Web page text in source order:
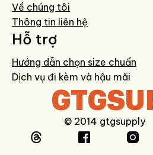
Về chúng tôi
Thông tin liên hệ
Hỗ trợ
Hướng dẫn chọn size chuẩn
Dịch vụ đi kèm và hậu mãi
© 2014 gtgsupply